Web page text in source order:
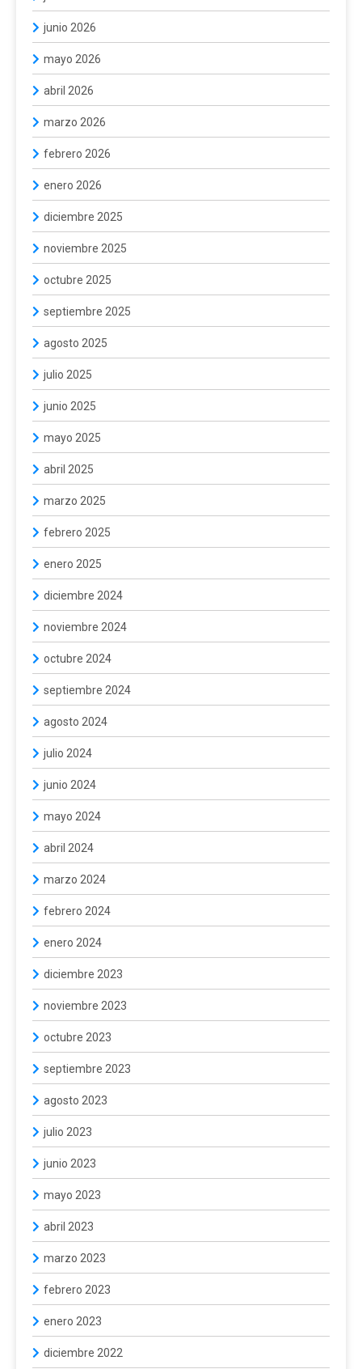
junio 2026
mayo 2026
abril 2026
marzo 2026
febrero 2026
enero 2026
diciembre 2025
noviembre 2025
octubre 2025
septiembre 2025
agosto 2025
julio 2025
junio 2025
mayo 2025
abril 2025
marzo 2025
febrero 2025
enero 2025
diciembre 2024
noviembre 2024
octubre 2024
septiembre 2024
agosto 2024
julio 2024
junio 2024
mayo 2024
abril 2024
marzo 2024
febrero 2024
enero 2024
diciembre 2023
noviembre 2023
octubre 2023
septiembre 2023
agosto 2023
julio 2023
junio 2023
mayo 2023
abril 2023
marzo 2023
febrero 2023
enero 2023
diciembre 2022